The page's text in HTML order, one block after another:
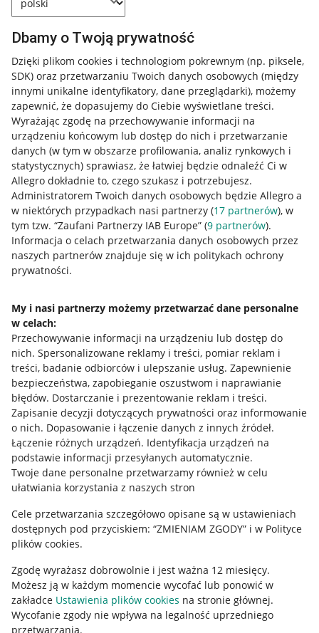
Dbamy o Twoją prywatność
Dzięki plikom cookies i technologiom pokrewnym (np. piksele,
SDK) oraz przetwarzaniu Twoich danych osobowych (między
innymi unikalne identyfikatory, dane przeglądarki), możemy
zapewnić, że dopasujemy do Ciebie wyświetlane treści.
Wyrażając zgodę na przechowywanie informacji na
urządzeniu końcowym lub dostęp do nich i przetwarzanie
danych (w tym w obszarze profilowania, analiz rynkowych i
statystycznych) sprawiasz, że łatwiej będzie odnaleźć Ci w
Allegro dokładnie to, czego szukasz i potrzebujesz.
Administratorem Twoich danych osobowych będzie Allegro a
w niektórych przypadkach nasi partnerzy (17 partnerów), w
tym tzw. “Zaufani Partnerzy IAB Europe” (9 partnerów).
Informacja o celach przetwarzania danych osobowych przez
naszych partnerów znajduje się w ich politykach ochrony
prywatności.
My i nasi partnerzy możemy przetwarzać dane personalne
w celach:
Przechowywanie informacji na urządzeniu lub dostęp do
nich. Spersonalizowane reklamy i treści, pomiar reklam i
treści, badanie odbiorców i ulepszanie usług. Zapewnienie
bezpieczeństwa, zapobieganie oszustwom i naprawianie
błędów. Dostarczanie i prezentowanie reklam i treści.
Zapisanie decyzji dotyczących prywatności oraz informowanie
o nich. Dopasowanie i łączenie danych z innych źródeł.
Łączenie różnych urządzeń. Identyfikacja urządzeń na
podstawie informacji przesyłanych automatycznie.
Twoje dane personalne przetwarzamy również w celu
ułatwiania korzystania z naszych stron
Cele przetwarzania szczegółowo opisane są w ustawieniach
dostępnych pod przyciskiem: “ZMIENIAM ZGODY” i w Polityce
plików cookies.
Zgodę wyrażasz dobrowolnie i jest ważna 12 miesięcy.
Możesz ją w każdym momencie wycofać lub ponowić w
zakładce Ustawienia plików cookies na stronie głównej.
Wycofanie zgody nie wpływa na legalność uprzedniego
przetwarzania.
Przydatne informacje
Jak to działa
Allegro Gadane dla sprzedających
Allegro Gadane dla kupujących
Mapa miejscowości
Informacje prawne
Regulamin
Polityka plików "cookies"
Ustawienia plików "cookies"
Udostępnianie lokalizacji
Informacje dla Aktu o Usługach Cyfrowych
Pobierz aplikację